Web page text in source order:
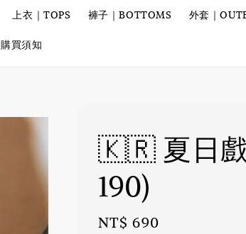
上衣｜TOPS 褲子｜BOTTOMS 外套｜
購買須知
🇰🇷 夏日戲
190)
Regular
NT$ 690